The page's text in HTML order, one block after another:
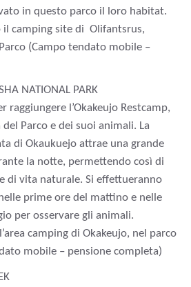
in questo parco il loro habitat.
il camping site di Olifantsrus,
(Campo tendato mobile –
NATIONAL PARK
raggiungere l’Okakeujo Restcamp,
Parco e dei suoi animali. La
di Okaukuejo attrae una grande
la notte, permettendo così di
di vita naturale. Si effettueranno
prime ore del mattino e nelle
per osservare gli animali.
camping di Okakeujo, nel parco
mobile – pensione completa)